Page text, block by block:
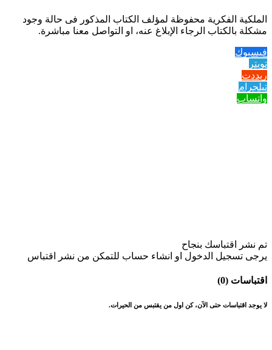
الملكية الفكرية محفوظة لمؤلف الكتاب المذكور فى حالة وجود
مشكلة بالكتاب الرجاء الإبلاغ عنه، او التواصل معنا مباشرة.
فيسبوك
تويتر
ريددت
تيلجرام
واتساب
تم نشر اقتباسك بنجاح
يرجى تسجيل الدخول او انشاء حساب للتمكن من نشر اقتباس
اقتباسات (0)
لا يوجد اقتباسات حتى الآن، كن اول من يقتبس من الحيرات.